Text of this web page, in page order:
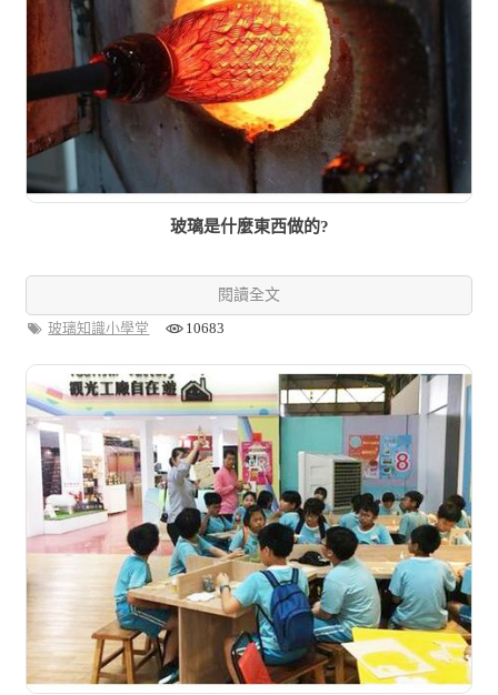
玻璃是什麼東西做的?
閱讀全文
玻璃知識小學堂
10683